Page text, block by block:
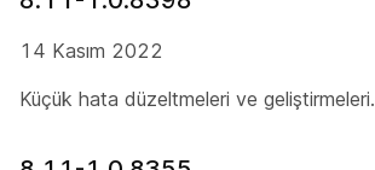
14 Kasım 2022
Küçük hata düzeltmeleri ve geliştirmeleri.